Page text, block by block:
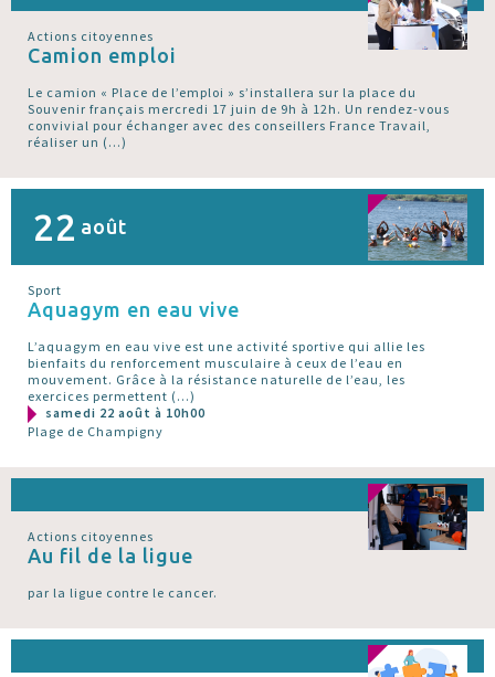
Actions citoyennes
Camion emploi
Le camion « Place de l’emploi » s’installera sur la place du
Souvenir français mercredi 17 juin de 9h à 12h. Un rendez-vous
convivial pour échanger avec des conseillers France Travail,
réaliser un (…)
22 août
Sport
Aquagym en eau vive
L’aquagym en eau vive est une activité sportive qui allie les
bienfaits du renforcement musculaire à ceux de l’eau en
mouvement. Grâce à la résistance naturelle de l’eau, les
exercices permettent (…)
samedi 22 août à 10h00
Plage de Champigny
Actions citoyennes
Au fil de la ligue
par la ligue contre le cancer.